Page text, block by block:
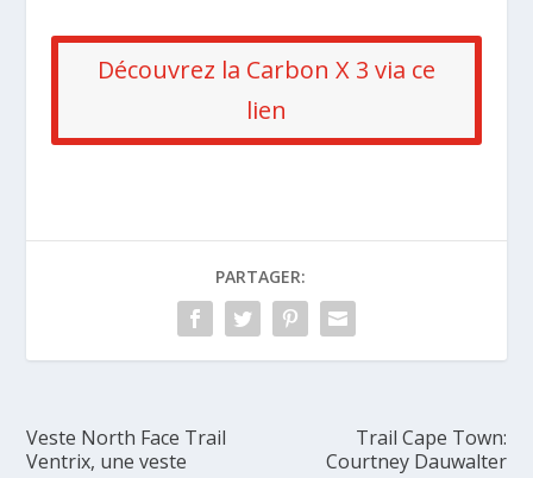
Découvrez la Carbon X 3 via ce
lien
PARTAGER:
Veste North Face Trail
Ventrix, une veste
Trail Cape Town:
Courtney Dauwalter